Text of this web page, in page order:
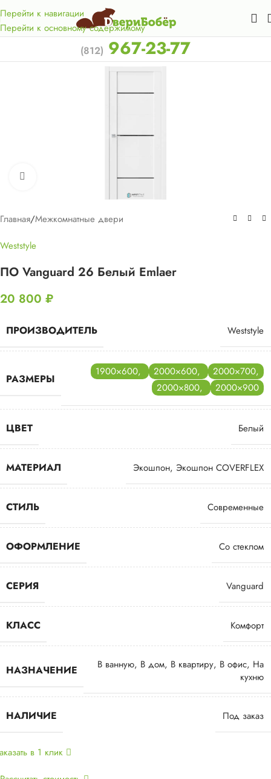
Перейти к навигации
Перейти к основному содержимому
км. от КАД.
(812) 967-23-77
Нажмите, чтобы увеличить
Главная/Межкомнатные двери
Weststyle
ПО Vanguard 26 Белый Emlaer
20 800 ₽
ПРОИЗВОДИТЕЛЬ Weststyle
РАЗМЕРЫ
1900×600, 2000×600, 2000×700,
2000×800, 2000×900
ЦВЕТ Белый
МАТЕРИАЛ Экошпон, Экошпон COVERFLEX
СТИЛЬ Современные
ОФОРМЛЕНИЕ Со стеклом
СЕРИЯ Vanguard
КЛАСС Комфорт
НАЗНАЧЕНИЕ В ванную, В дом, В квартиру, В офис, На
кухню
НАЛИЧИЕ Под заказ
в 1 клик